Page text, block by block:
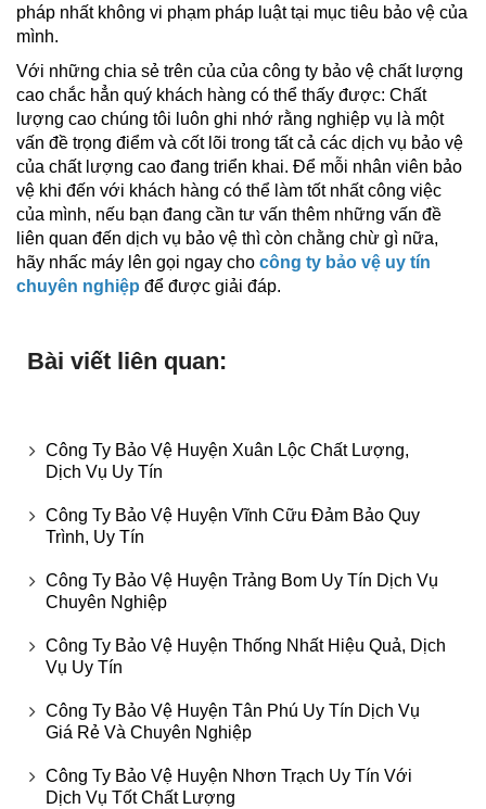
pháp nhất không vi phạm pháp luật tại mục tiêu bảo vệ của
mình.
Với những chia sẻ trên của của công ty bảo vệ chất lượng
cao chắc hẳn quý khách hàng có thể thấy được: Chất
lượng cao chúng tôi luôn ghi nhớ rằng nghiệp vụ là một
vấn đề trọng điểm và cốt lõi trong tất cả các dịch vụ bảo vệ
của chất lượng cao đang triển khai. Để mỗi nhân viên bảo
vệ khi đến với khách hàng có thể làm tốt nhất công việc
của mình, nếu bạn đang cần tư vấn thêm những vấn đề
liên quan đến dịch vụ bảo vệ thì còn chằng chừ gì nữa,
hãy nhấc máy lên gọi ngay cho công ty bảo vệ uy tín
chuyên nghiệp để được giải đáp.
Bài viết liên quan:
Công Ty Bảo Vệ Huyện Xuân Lộc Chất Lượng,
Dịch Vụ Uy Tín
Công Ty Bảo Vệ Huyện Vĩnh Cữu Đảm Bảo Quy
Trình, Uy Tín
Công Ty Bảo Vệ Huyện Trảng Bom Uy Tín Dịch Vụ
Chuyên Nghiệp
Công Ty Bảo Vệ Huyện Thống Nhất Hiệu Quả, Dịch
Vụ Uy Tín
Công Ty Bảo Vệ Huyện Tân Phú Uy Tín Dịch Vụ
Giá Rẻ Và Chuyên Nghiệp
Công Ty Bảo Vệ Huyện Nhơn Trạch Uy Tín Với
Dịch Vụ Tốt Chất Lượng